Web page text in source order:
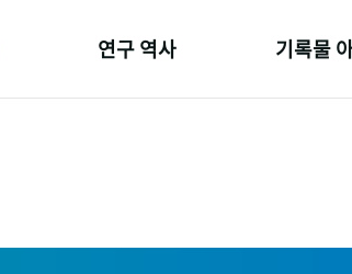
연구 역사 기록물